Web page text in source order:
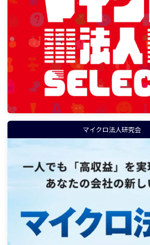
マイクロ法人研究会